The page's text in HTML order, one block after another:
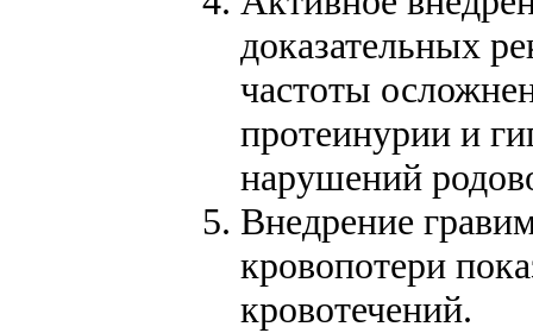
доказательных
частоты
протеинурии и
нарушений
Внедрение
кровопотери
кровотечений.